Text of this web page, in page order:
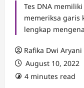
Tes DNA
memeriksa garis
lengkap
Rafika Dwi Aryani
August 10, 2022
4 minutes read